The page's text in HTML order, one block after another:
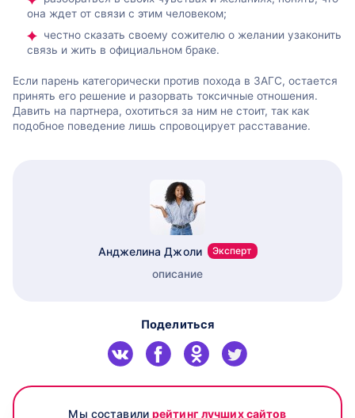
она ждет от связи с этим человеком;
честно сказать своему сожителю о желании узаконить
связь и жить в официальном браке.
Если парень категорически против похода в ЗАГС, остается
принять его решение и разорвать токсичные отношения.
Давить на партнера, охотиться за ним не стоит, так как
подобное поведение лишь спровоцирует расставание.
Анджелина Джоли Эксперт
описание
Поделиться
Мы составилирейтинг лучших сайтов